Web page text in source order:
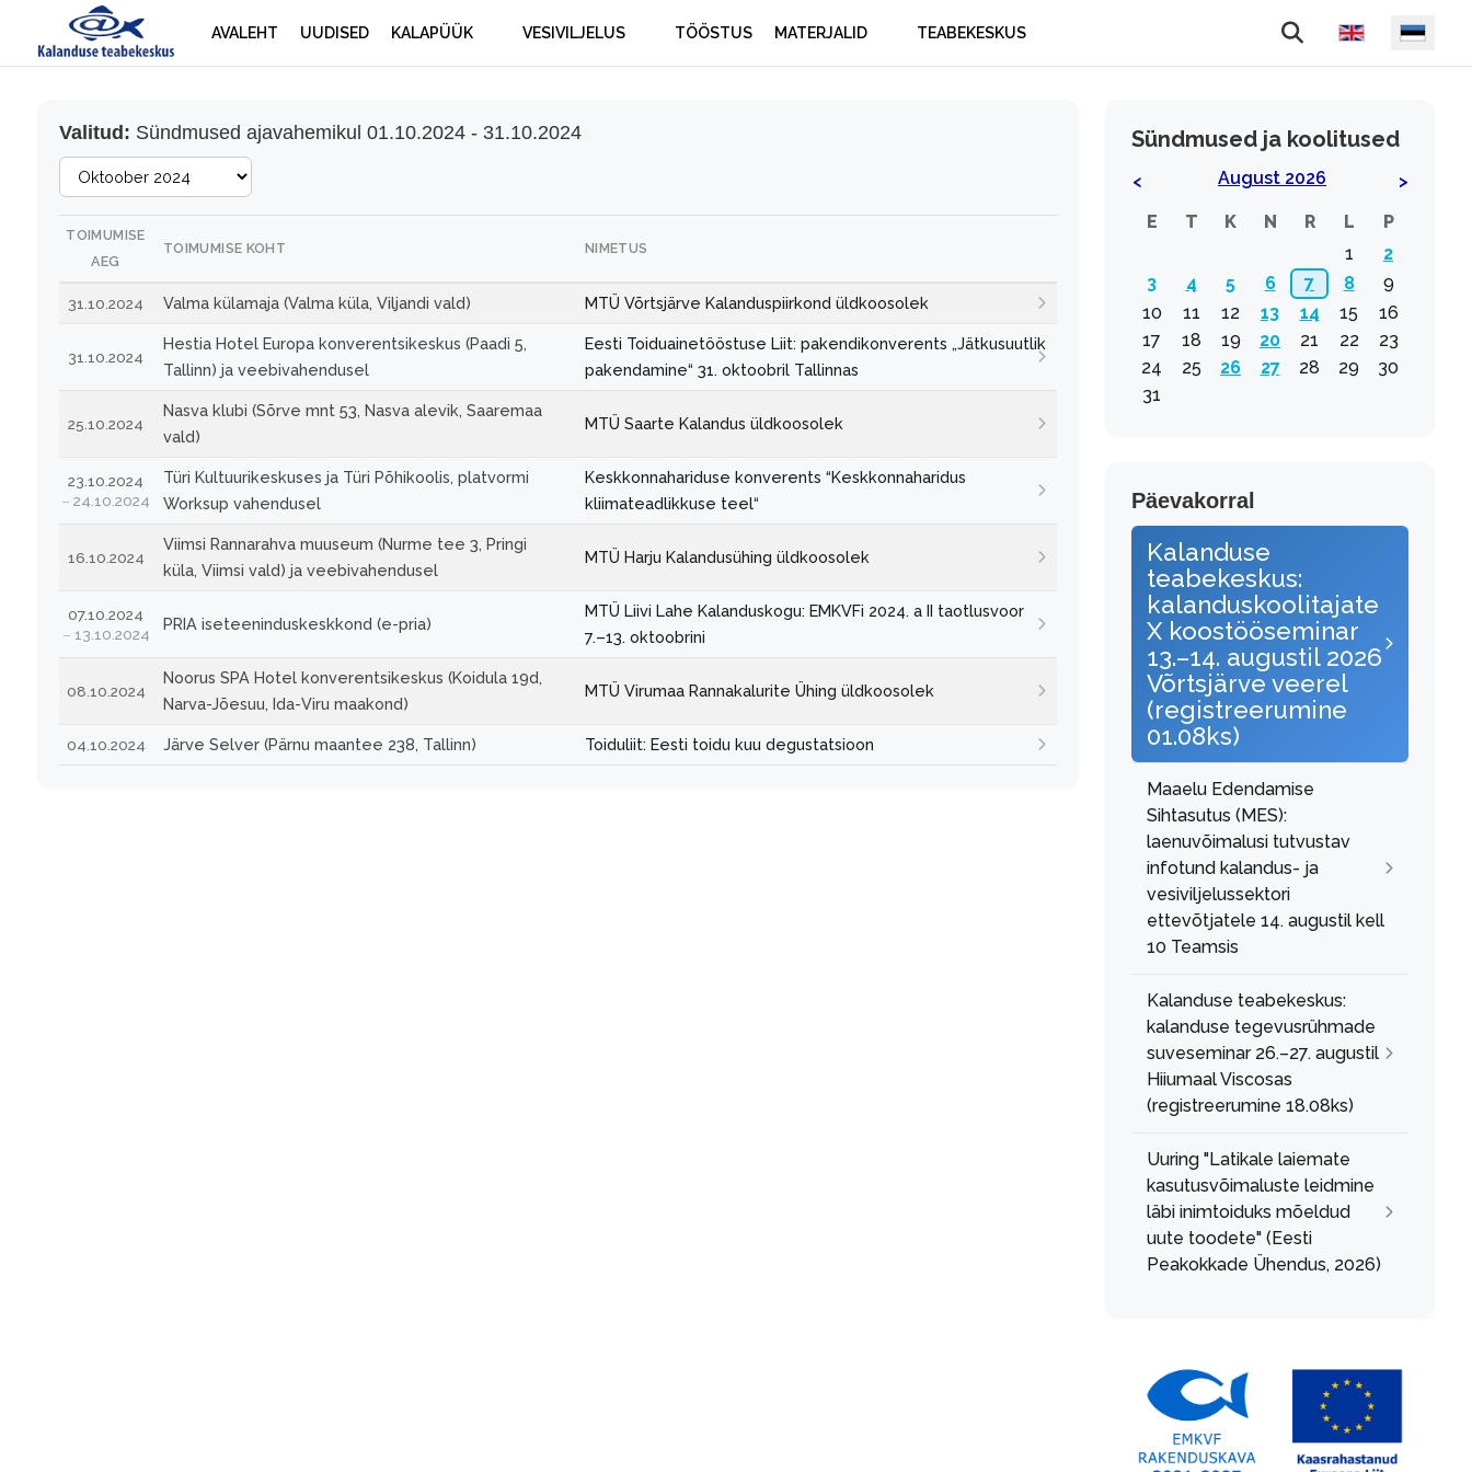
AVALEHT UUDISED KALAPÜÜK VESIVILJELUS TÖÖSTUS MATERJALID TEABEKESKUS Vali keel
Valitud: Sündmused ajavahemikul 01.10.2024 - 31.10.2024
TOIMUMISE
AEG
TOIMUMISE KOHT NIMETUS
31.10.2024 Valma külamaja (Valma küla, Viljandi vald) MTÜ Võrtsjärve Kalanduspiirkond üldkoosolek
31.10.2024
Hestia Hotel Europa konverentsikeskus (Paadi 5,
Tallinn) ja veebivahendusel
Eesti Toiduainetööstuse Liit: pakendikonverents „Jätkusuutlik
pakendamine“ 31. oktoobril Tallinnas
25.10.2024
Nasva klubi (Sõrve mnt 53, Nasva alevik, Saaremaa
vald)
MTÜ Saarte Kalandus üldkoosolek
23.10.2024
24.10.2024
Türi Kultuurikeskuses ja Türi Põhikoolis, platvormi
Worksup vahendusel
Keskkonnahariduse konverents “Keskkonnaharidus
kliimateadlikkuse teel“
16.10.2024
Viimsi Rannarahva muuseum (Nurme tee 3, Pringi
küla, Viimsi vald) ja veebivahendusel
MTÜ Harju Kalandusühing üldkoosolek
07.10.2024
13.10.2024
PRIA iseteeninduskeskkond (e-pria)
MTÜ Liivi Lahe Kalanduskogu: EMKVFi 2024. a II taotlusvoor
7.–13. oktoobrini
08.10.2024
Noorus SPA Hotel konverentsikeskus (Koidula 19d,
Narva-Jõesuu, Ida-Viru maakond)
MTÜ Virumaa Rannakalurite Ühing üldkoosolek
04.10.2024 Järve Selver (Pärnu maantee 238, Tallinn) Toiduliit: Eesti toidu kuu degustatsioon
Sündmused ja koolitused
< August 2026
>
E
T K N R L
P
1
2
3
4 5 6 7 8
9
10
11 12 13 14 15
16
17
18 19 20 21 22
23
24
25 26 27 28 29
30
31
Päevakorral
Kalanduse
teabekeskus:
kalanduskoolitajate
X koostööseminar
13.–14. augustil 2026
Võrtsjärve veerel
(registreerumine
01.08ks)
Maaelu Edendamise
Sihtasutus (MES):
laenuvõimalusi tutvustav
infotund kalandus- ja
vesiviljelussektori
ettevõtjatele 14. augustil kell
10 Teamsis
Kalanduse teabekeskus:
kalanduse tegevusrühmade
suveseminar 26.–27. augustil
Hiiumaal Viscosas
(registreerumine 18.08ks)
Uuring "Latikale laiemate
kasutusvõimaluste leidmine
läbi inimtoiduks mõeldud
uute toodete" (Eesti
Peakokkade Ühendus, 2026)